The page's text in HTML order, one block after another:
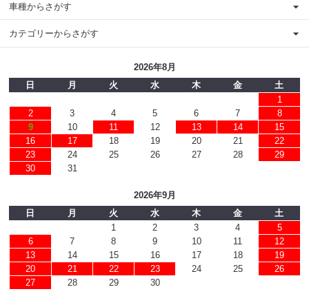
車種からさがす
カテゴリーからさがす
2026年8月
日
月 火 水 木 金
土
1
2
3 4 5 6 7
8
9
10 11 12 13 14
15
16
17 18 19 20 21
22
23
24 25 26 27 28
29
30
31
2026年9月
日
月 火 水 木 金
土
1
2 3 4
5
6
7 8 9 10 11
12
13
14 15 16 17 18
19
20
21 22 23 24 25
26
27
28 29 30